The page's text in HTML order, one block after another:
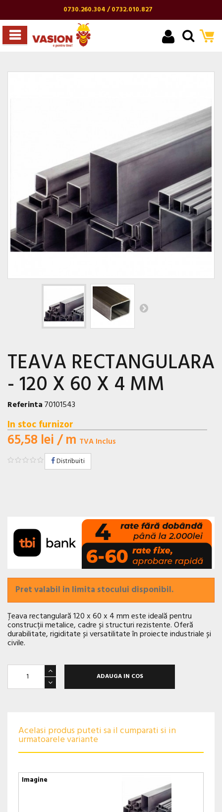
0730.260.304 / 0732.010.827
TEAVA RECTANGULARA
- 120 X 60 X 4 MM
Referinta70101543
In stoc furnizor
65,58 lei/ m TVA Inclus
Distribuiti
Pret valabil in limita stocului disponibil.
Țeava rectangulară 120 x 60 x 4 mm este ideală pentru
construcții metalice, cadre și structuri rezistente. Oferă
durabilitate, rigiditate și versatilitate în proiecte industriale și
civile.
ADAUGA IN COS
Acelasi produs puteti sa il cumparati si in
urmatoarele variante